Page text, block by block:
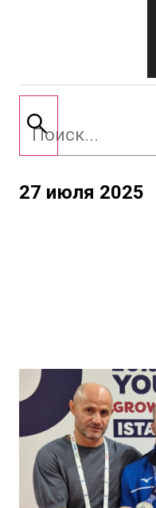
27 июля 2025